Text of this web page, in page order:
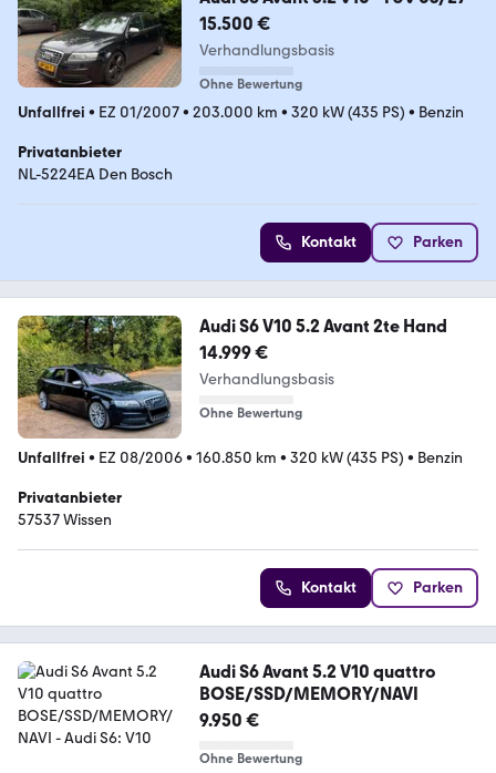
15.500 €
Verhandlungsbasis
Ohne Bewertung
Unfallfrei • EZ 01/2007• 203.000 km • 320 kW (435 PS) • Benzin
Privatanbieter
NL-5224EA Den Bosch
Kontakt Parken
Audi S6 V10 5.2 Avant 2te Hand
14.999 €
Verhandlungsbasis
Ohne Bewertung
Unfallfrei • EZ 08/2006• 160.850 km • 320 kW (435 PS) • Benzin
Privatanbieter
57537 Wissen
Kontakt Parken
Audi S6 Avant 5.2 V10 quattro
BOSE/SSD/MEMORY/NAVI
9.950 €
Ohne Bewertung